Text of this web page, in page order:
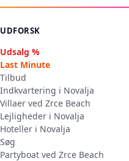
UDFORSK
Udsalg %
Last Minute
Tilbud
Indkvartering i Novalja
Villaer ved Zrce Beach
Lejligheder i Novalja
Hoteller i Novalja
Søg
Partyboat ved Zrce Beach